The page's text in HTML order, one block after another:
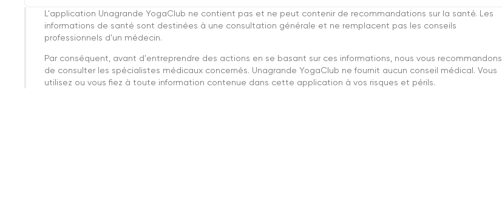
L'application Unagrande YogaClub ne contient pas et ne peut contenir de recommandations sur la santé. Les
informations de santé sont destinées à une consultation générale et ne remplacent pas les conseils
professionnels d'un médecin.
Par conséquent, avant d'entreprendre des actions en se basant sur ces informations, nous vous recommandons
de consulter les spécialistes médicaux concernés. Unagrande YogaClub ne fournit aucun conseil médical. Vous
utilisez ou vous fiez à toute information contenue dans cette application à vos risques et périls.